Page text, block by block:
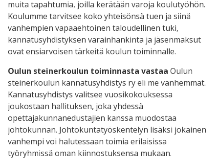
muita tapahtumia, joilla kerätään varoja koulutyöhön.
Koulumme tarvitsee koko yhteisönsä tuen ja siinä
vanhempien vapaaehtoinen taloudellinen tuki,
kannatusyhdistyksen varainhankinta ja jäsenmaksut
ovat ensiarvoisen tärkeitä koulun toiminnalle.
Oulun steinerkoulun toiminnasta vastaa Oulun
steinerkoulun kannatusyhdistys ry eli me vanhemmat.
Kannatusyhdistys valitsee vuosikokouksessa
joukostaan hallituksen, joka yhdessä
opettajakunnanedustajien kanssa muodostaa
johtokunnan. Johtokuntatyöskentelyn lisäksi jokainen
vanhempi voi halutessaan toimia erilaisissa
työryhmissä oman kiinnostuksensa mukaan.